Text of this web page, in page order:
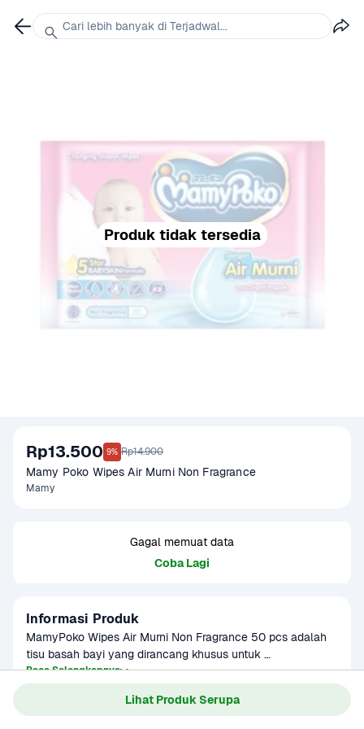
Lihat Produk Serupa
Produk tidak tersedia
Rp13.500 9% Rp14.900
Mamy Poko Wipes Air Murni Non Fragrance
Mamy
Gagal memuat data
Coba Lagi
Informasi Produk
MamyPoko Wipes Air Murni Non Fragrance 50 pcs adalah
tisu basah bayi yang dirancang khusus untuk
membersihkan kulit sensitif si kecil dengan lembut dan
aman. Diformulasikan dengan air murni dan tanpa
tambahan alkohol maupun parfum, tisu ini membantu
Baca Selengkapnya
Kategori Perawatan Rumah
Cari lebih banyak di Terjadwal...